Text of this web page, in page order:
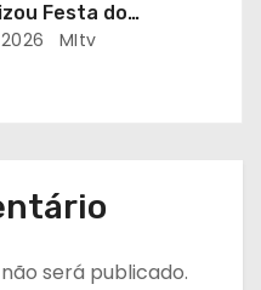
Festa do
MItv
será publicado.